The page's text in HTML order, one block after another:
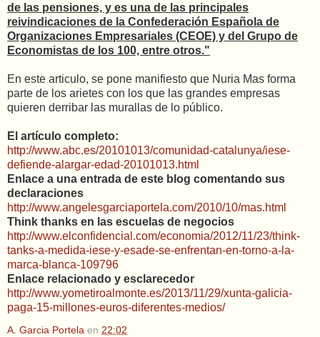
de las pensiones, y es una de las principales
reivindicaciones de la Confederación Española de
Organizaciones Empresariales (CEOE) y del Grupo de
Economistas de los 100, entre otros."
En este articulo, se pone manifiesto que Nuria Mas forma
parte de los arietes con los que las grandes empresas
quieren derribar las murallas de lo público.
El artículo completo:
http://www.abc.es/20101013/comunidad-catalunya/iese-
defiende-alargar-edad-20101013.html
Enlace a una entrada de este blog comentando sus
declaraciones
http://www.angelesgarciaportela.com/2010/10/mas.html
Think thanks en las escuelas de negocios
http://www.elconfidencial.com/economia/2012/11/23/think-
tanks-a-medida-iese-y-esade-se-enfrentan-en-torno-a-la-
marca-blanca-109796
Enlace relacionado y esclarecedor
http://www.yometiroalmonte.es/2013/11/29/xunta-galicia-
paga-15-millones-euros-diferentes-medios/
A. Garcia Portela en 22:02